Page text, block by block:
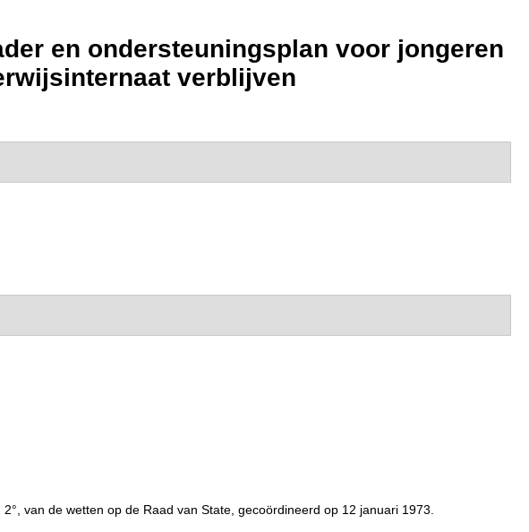
en ondersteuningsplan voor jongeren
verblijven
van de wetten op de Raad van State, gecoördineerd op 12 januari 1973.